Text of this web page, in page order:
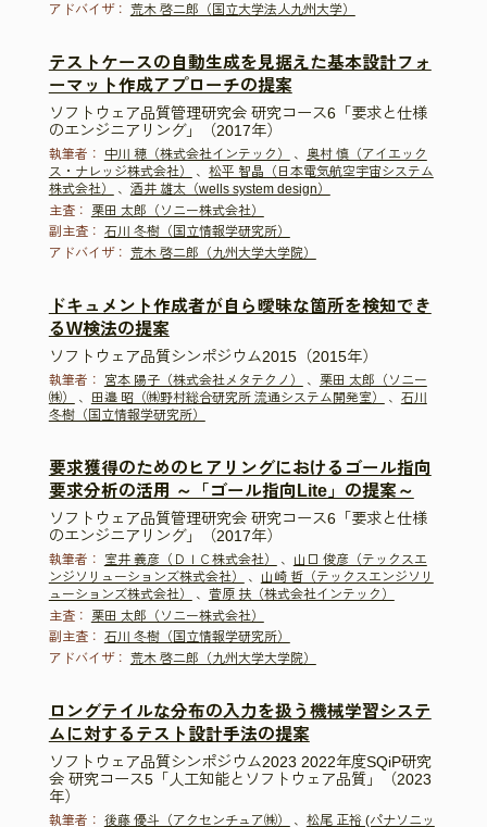
アドバイザ： 荒木 啓二郎（国立大学法人九州大学）
テストケースの自動生成を見据えた基本設計フォ
ーマット作成アプローチの提案
ソフトウェア品質管理研究会 研究コース6「要求と仕様
のエンジニアリング」（2017年）
執筆者： 中川 穂（株式会社インテック） 、 奥村 慎（アイエック
ス・ナレッジ株式会社）
、 松平 智晶（日本電気航空宇宙システム
株式会社）
、 酒井 雄太（wells system design）
主査：
栗田 太郎（ソニー株式会社）
副主査： 石川 冬樹（国立情報学研究所）
アドバイザ： 荒木 啓二郎（九州大学大学院）
ドキュメント作成者が自ら曖昧な箇所を検知でき
るW検法の提案
ソフトウェア品質シンポジウム2015（2015年）
執筆者： 宮本 陽子（株式会社メタテクノ） 、 栗田 太郎（ソニー
㈱）
、 田邉 昭（㈱野村総合研究所 流通システム開発室） 、 石川
冬樹（国立情報学研究所）
要求獲得のためのヒアリングにおけるゴール指向
要求分析の活用 ～「ゴール指向Lite」の提案～
ソフトウェア品質管理研究会 研究コース6「要求と仕様
のエンジニアリング」（2017年）
執筆者： 室井 義彦（ＤＩＣ株式会社） 、 山口 俊彦（テックスエ
ンジソリューションズ株式会社）
、 山崎 哲（テックスエンジソリ
ューションズ株式会社）
、 菅原 扶（株式会社インテック）
主査：
栗田 太郎（ソニー株式会社）
副主査： 石川 冬樹（国立情報学研究所）
アドバイザ： 荒木 啓二郎（九州大学大学院）
ロングテイルな分布の入力を扱う機械学習システ
ムに対するテスト設計手法の提案
ソフトウェア品質シンポジウム2023 2022年度SQiP研究
会 研究コース5「人工知能とソフトウェア品質」（2023
年）
執筆者： 後藤 優斗（アクセンチュア㈱） 、 松尾 正裕 (パナソニッ